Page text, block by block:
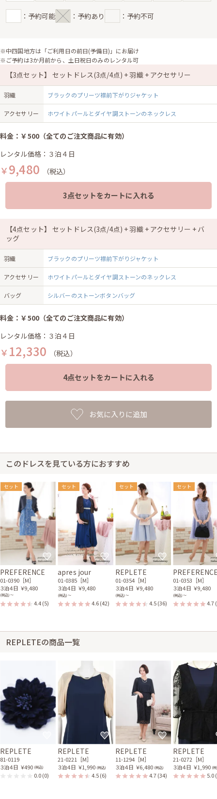
：予約可能 ：予約あり ：予約不可
※中四国地方は「ご利用日の前日(予備日)」にお届け
※ご予約は3か月前から、土日祝日のみのレンタル可
【3点セット】 セットドレス(3点/4点) + 羽織 + アクセサリー
羽織 ブラックのプリーツ襟前下がりジャケット
アクセサリー ホワイトパールとダイヤ調ストーンのネックレス
料金：￥500（全てのご注文商品に有効）
レンタル価格：３泊４日
￥9,480 （税込）
3点セットをカートに入れる
【4点セット】 セットドレス(3点/4点) + 羽織 + アクセサリー + バ
ッグ
羽織 ブラックのプリーツ襟前下がりジャケット
アクセサリー ホワイトパールとダイヤ調ストーンのネックレス
バッグ シルバーのストーンボタンバッグ
料金：￥500（全てのご注文商品に有効）
レンタル価格：３泊４日
￥ 12,330 （税込）
4点セットをカートに入れる
お気に入りに追加
このドレスを見ている方におすすめ
セット
PREFERENCE
01-0390［M］
３泊４日 ￥9,480
(税込) 〜
4.4(5)
セット
apres jour
01-0385［M］
３泊４日 ￥9,480
(税込) 〜
4.6(42)
セット
REPLETE
01-0354［M］
３泊４日 ￥9,480
(税込) 〜
4.5(36)
セット
01-0353［M］
３泊４日 ￥9,480
(税込) 〜
4.7
REPLETEの商品一覧
REPLETE
81-0119
３泊４日 ￥490 (税込)
0.0(0)
REPLETE
21-0221［M］
３泊４日 ￥1,990 (税込)
4.5(6)
REPLETE
11-1294［M］
３泊４日 ￥6,480 (税込)
4.7(34)
REPLETE
21-0272［M］
３泊４日 ￥1,990 (
5.0